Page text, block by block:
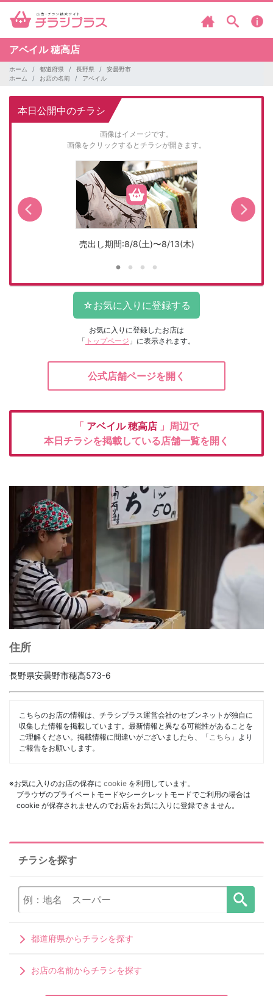
アベイル穂高店
ホーム 都道府県 長野県
安曇野市
ホーム
お店の名前 アベイル
本日公開中のチラシ
画像はイメージです。
画像をクリックするとチラシが開きます。
売出し期間:8/8(土)〜8/13(木)
お気に入りに登録したお店は
「 トップページ 」に表示されます。
公式店舗ページを開く
「 アベイル穂高店 」周辺で
本日チラシを掲載している店舗一覧を開く
住所
長野県安曇野市穂高573-6
こちらのお店の情報は、チラシプラス運営会社のセブンネットが独自に
収集した情報を掲載しています。最新情報と異なる可能性があることを
ご理解ください。掲載情報に間違いがございましたら、「 こちら 」より
ご報告をお願いします。
※お気に入りのお店の保存に cookie を利用しています。
ブラウザのプライベートモードやシークレットモードでご利用の場合は
cookie が保存されませんのでお店をお気に入りに登録できません。
チラシを探す
都道府県からチラシを探す
お店の名前からチラシを探す